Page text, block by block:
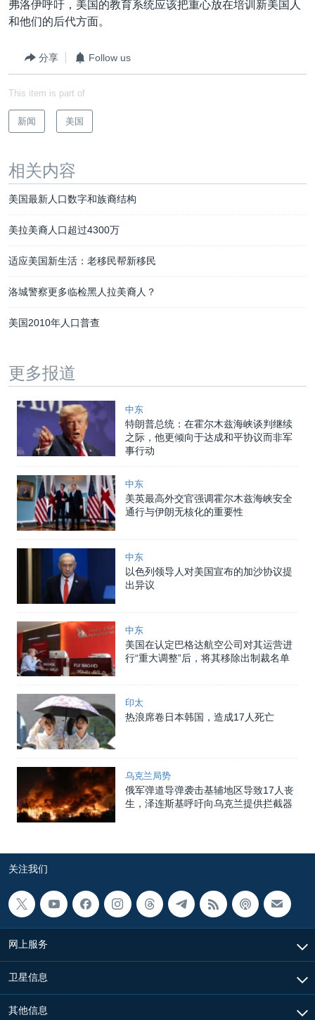
弗洛伊呼吁，美国的教育系统应该把重心放在培训新美国人
和他们的后代方面。
分享 Follow us
This item is part of
新闻 美国
相关内容
美国最新人口数字和族裔结构
美拉美裔人口超过4300万
适应美国新生活：老移民帮新移民
洛城警察更多临检黑人拉美裔人？
美国2010年人口普查
更多报道
中东
特朗普总统：在霍尔木兹海峡谈判继续
之际，他更倾向于达成和平协议而非军
事行动
中东
美英最高外交官强调霍尔木兹海峡安全
通行与伊朗无核化的重要性
中东
以色列领导人对美国宣布的加沙协议提
出异议
中东
美国在认定巴格达航空公司对其运营进
行“重大调整”后，将其移除出制裁名单
印太
热浪席卷日本韩国，造成17人死亡
乌克兰局势
俄军弹道导弹袭击基辅地区导致17人丧
生，泽连斯基呼吁向乌克兰提供拦截器
关注我们
网上服务
卫星信息
其他信息